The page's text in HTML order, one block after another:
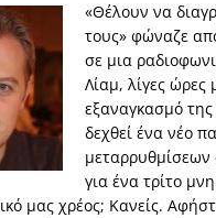
«Θέλουν να
τους» φώναζε
σε μια
Λίαμ, λίγες ώρες
εξαναγκασμό
δεχθεί ένα νέο
για ένα τρίτο
μας χρέος; Κανείς.